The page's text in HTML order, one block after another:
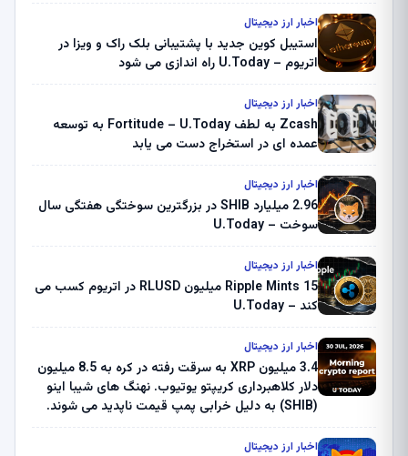
اخبار ارز دیجیتال
استیبل کوین جدید با پشتیبانی بلک راک و ویزا در
اتریوم – U.Today راه اندازی می شود
اخبار ارز دیجیتال
Zcash به لطف Fortitude – U.Today به توسعه
عمده ای در استخراج دست می یابد
اخبار ارز دیجیتال
2.96 میلیارد SHIB در بزرگترین سوختگی هفتگی سال
سوخت – U.Today
اخبار ارز دیجیتال
Ripple Mints 15 میلیون RLUSD در اتریوم کسب می
کند – U.Today
اخبار ارز دیجیتال
3.4 میلیون XRP به سرقت رفته در کره به 8.5 میلیون
دلار کلاهبرداری کریپتو یوتیوب. نهنگ های شیبا اینو
(SHIB) به دلیل خرابی پمپ قیمت ناپدید می شوند.
ثبت کرد – گزارش کریپتو صبح – U.Today
اخبار ارز دیجیتال